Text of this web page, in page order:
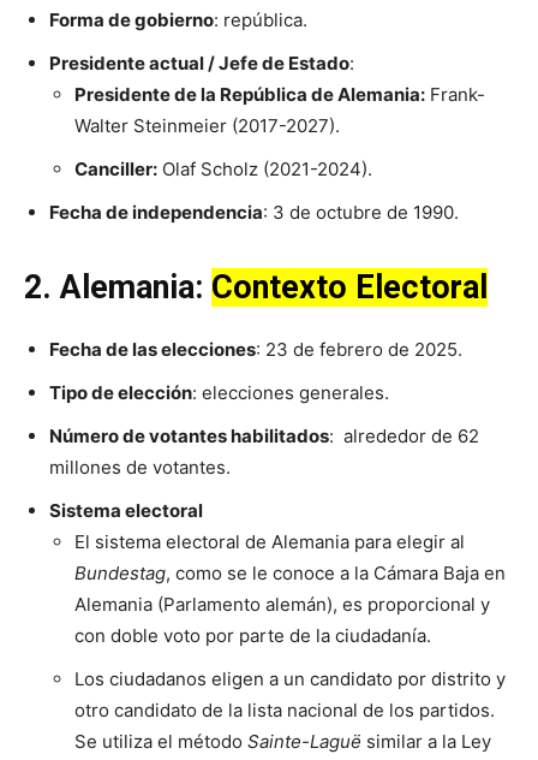
Forma de gobierno: república.
Presidente actual / Jefe de Estado:
Presidente de la República de Alemania: Frank-
Walter Steinmeier (2017-2027).
Canciller: Olaf Scholz (2021-2024).
Fecha de independencia: 3 de octubre de 1990.
2.Alemania: Contexto Electoral
Fecha de las elecciones: 23 de febrero de 2025.
Tipo de elección: elecciones generales.
Número de votantes habilitados: alrededor de 62
millones de votantes.
Sistema electoral
El sistema electoral de Alemania para elegir al
Bundestag, como se le conoce a la Cámara Baja en
Alemania (Parlamento alemán), es proporcional y
con doble voto por parte de la ciudadanía.
Los ciudadanos eligen a un candidato por distrito y
otro candidato de la lista nacional de los partidos.
Se utiliza el método Sainte-Laguë similar a la Ley